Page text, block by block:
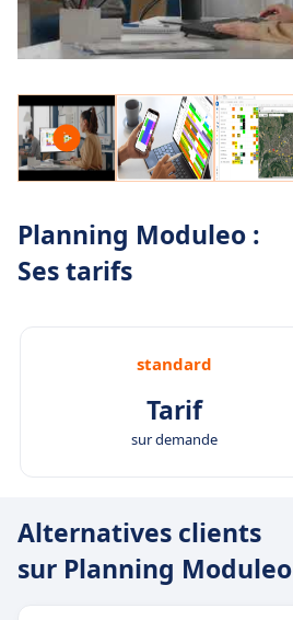
Planning Moduleo :
Ses tarifs
standard
Tarif
sur demande
Alternatives clients
sur Planning Moduleo